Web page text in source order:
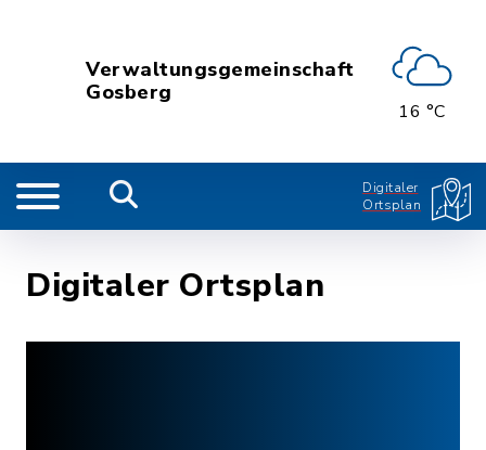
Verwaltungsgemeinschaft
Gosberg
16 °C
Digitaler
Ortsplan
Digitaler Ortsplan